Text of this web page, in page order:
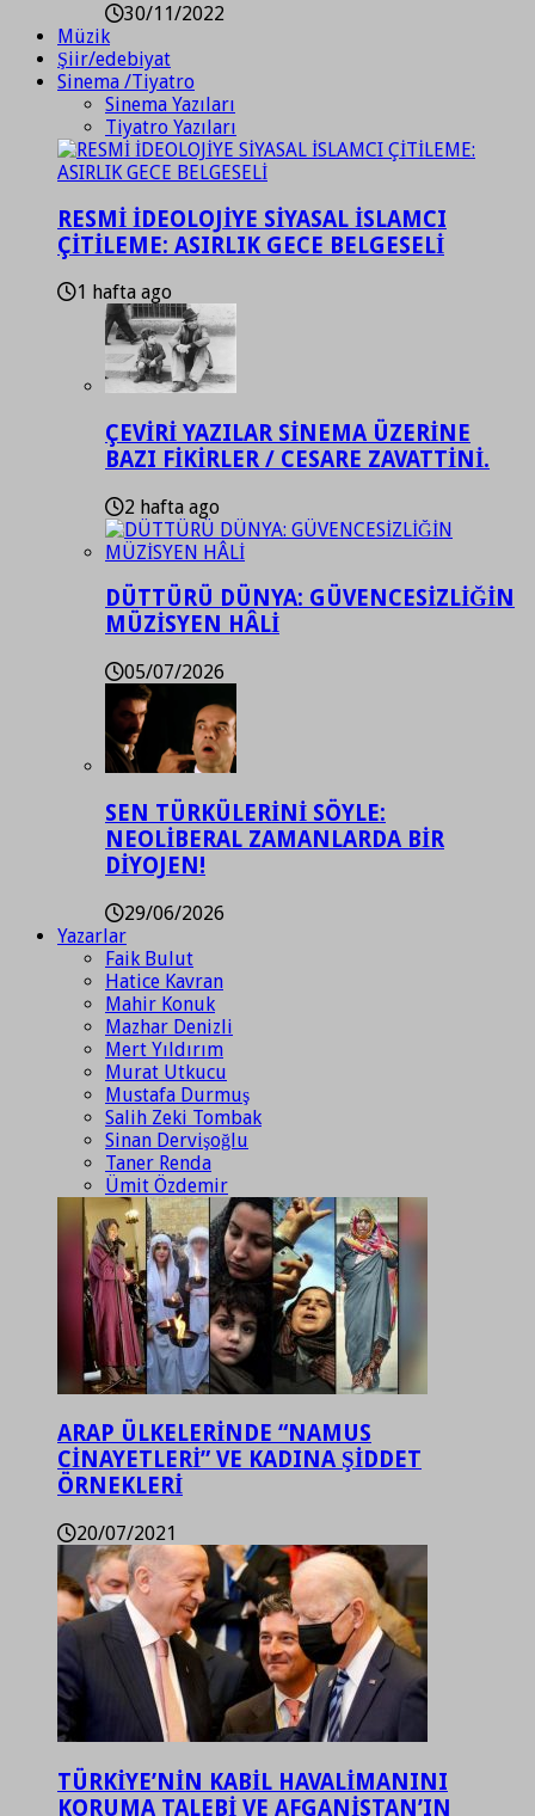
30/11/2022
Müzik
Şiir/edebiyat
Sinema /Tiyatro
Sinema Yazıları
Tiyatro Yazıları
RESMİ İDEOLOJİYE SİYASAL İSLAMCI
ÇİTİLEME: ASIRLIK GECE BELGESELİ
1 hafta ago
ÇEVİRİ YAZILAR SİNEMA ÜZERİNE
BAZI FİKİRLER / CESARE ZAVATTİNİ.
2 hafta ago
DÜTTÜRÜ DÜNYA: GÜVENCESİZLİĞİN
MÜZİSYEN HÂLİ
05/07/2026
SEN TÜRKÜLERİNİ SÖYLE:
NEOLİBERAL ZAMANLARDA BİR
DİYOJEN!
29/06/2026
Yazarlar
Faik Bulut
Hatice Kavran
Mahir Konuk
Mazhar Denizli
Mert Yıldırım
Murat Utkucu
Mustafa Durmuş
Salih Zeki Tombak
Sinan Dervişoğlu
Taner Renda
Ümit Özdemir
ARAP ÜLKELERİNDE “NAMUS
CİNAYETLERİ” VE KADINA ŞİDDET
ÖRNEKLERİ
20/07/2021
TÜRKİYE’NİN KABİL HAVALİMANINI
KORUMA TALEBİ VE AFGANİSTAN’IN